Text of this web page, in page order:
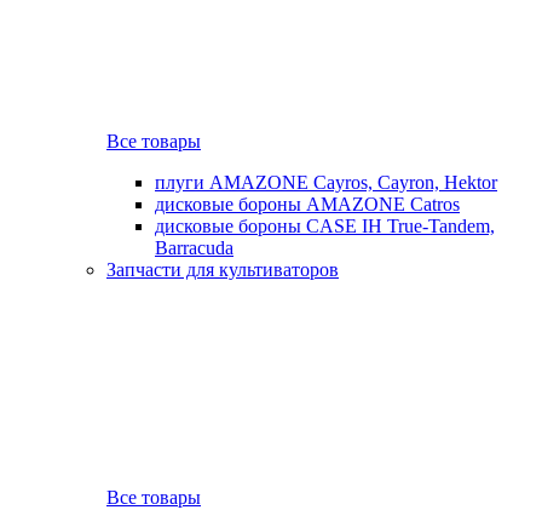
Все товары
плуги AMAZONE Cayros, Cayron, Hektor
дисковые бороны AMAZONE Catros
дисковые бороны CASE IH True-Tandem,
Barracuda
Запчасти для культиваторов
Все товары